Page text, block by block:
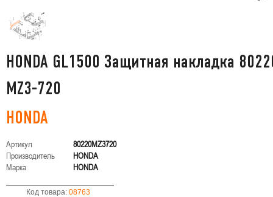
HONDA GL1500 Защитная накладка
MZ3-720
HONDA
Артикул
80220MZ3720
Производитель
HONDA
Марка
HONDA
Код товара:08763